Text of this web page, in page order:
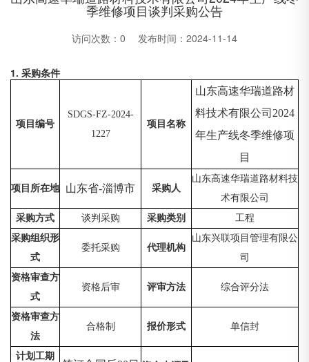
季维修项目谈判采购公告
访问次数： 0 发布时间：2024-11-14
1. 采购条件
项目编号
SDGS-FZ-2024-
1227
项目名称
山东高速华瑞道路材
料技术有限公司 2024
年生产线冬季维修项
目
项目所在地 山东省-淄博市 采购人
山东高速华瑞道路材料技
术有限公司
采购方式
谈判采购 采购类别
工程
采购组织形
式
委托采购 代理机构
山东兴联项目管理有限公
司
资格审查方
式
资格后审 评审方法 综合评分法
资格审查方
法
合格制 报价形式 单信封
计划工期